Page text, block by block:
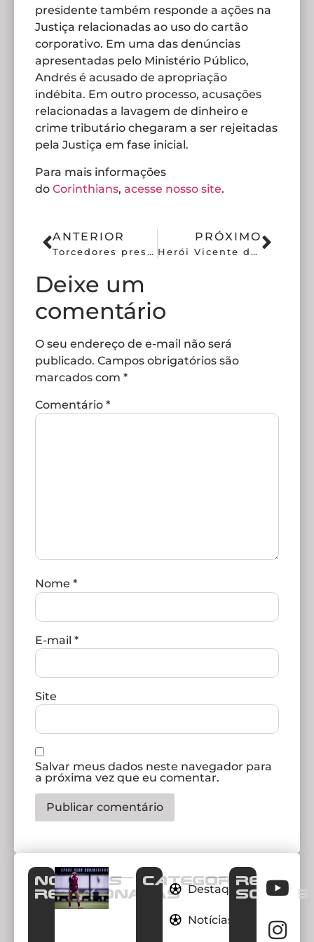
presidente também responde a ações na
Justiça relacionadas ao uso do cartão
corporativo. Em uma das denúncias
apresentadas pelo Ministério Público,
Andrés é acusado de apropriação
indébita. Em outro processo, acusações
relacionadas a lavagem de dinheiro e
crime tributário chegaram a ser rejeitadas
pela Justiça em fase inicial.
Para mais informações
do Corinthians, acesse nosso site.
ANTERIOR
Torcedores pressionam por expulsão de Andrés no Corinthians
PRÓXIMO
Herói Vicente deixa diretoria do Corinthians antes de votação sobre Andrés
Deixe um
comentário
O seu endereço de e-mail não será
publicado. Campos obrigatórios são
marcados com *
Comentário *
Nome *
E-mail *
Site
Salvar meus dados neste navegador para
a próxima vez que eu comentar.
Notícias
Relacionadas
CATEGORIAS
Destaques
Notícias
REDES
SOCIAIS